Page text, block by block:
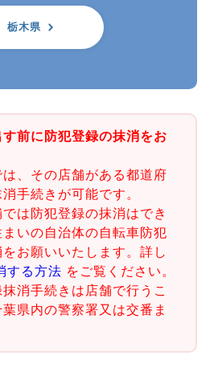
栃木県
前に防犯登録の抹消をお
、その店舗がある都道府
手続きが可能です。
は防犯登録の抹消はでき
いの自治体の自転車防犯
お願いいたします。詳し
する方法 をご覧ください。
消手続きは店舗で行うこ
県内の警察署又は交番ま